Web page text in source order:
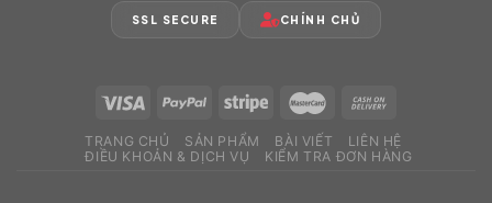
SSL SECURE CHÍNH CHỦ
TRANG CHỦ SẢN PHẨM BÀI VIẾT
LIÊN HỆ
ĐIỀU KHOẢN & DỊCH VỤ
KIỂM TRA ĐƠN HÀNG